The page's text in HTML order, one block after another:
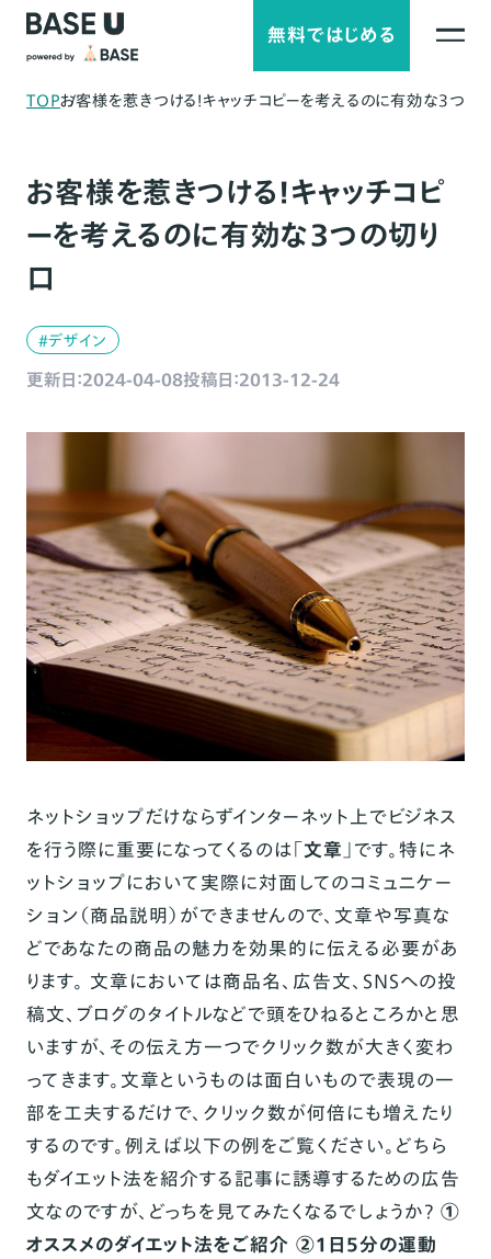
無料ではじめる
TOPお客様を惹きつける！キャッチコピーを考えるのに有効な３つの
お客様を惹きつける！キャッチコピ
ーを考えるのに有効な３つの切り
口
#デザイン
更新日：2024-04-08投稿日：2013-12-24
ネットショップだけならずインターネット上でビジネス
を行う際に重要になってくるのは「文章 」です。特にネ
ットショップにおいて実際に対面してのコミュニケー
ション（商品説明）ができませんので、文章や写真な
どであなたの商品の魅力を効果的に伝える必要があ
ります。 文章においては商品名、広告文、SNSへの投
稿文、ブログのタイトルなどで頭をひねるところかと思
いますが、その伝え方一つでクリック数が大きく変わ
ってきます。文章というものは面白いもので表現の一
部を工夫するだけで、クリック数が何倍にも増えたり
するのです。例えば以下の例をご覧ください。どちら
もダイエット法を紹介する記事に誘導するための広告
文なのですが、どっちを見てみたくなるでしょうか？ ①
オススメのダイエット法をご紹介 ②１日５分の運動